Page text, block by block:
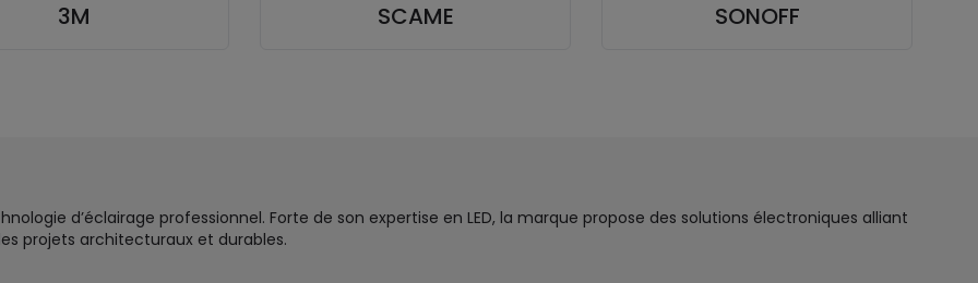
3M SCAME SONOFF
d’éclairage professionnel. Forte de son expertise en LED, la marque propose des solutions électroniques alliant
projets architecturaux et durables.